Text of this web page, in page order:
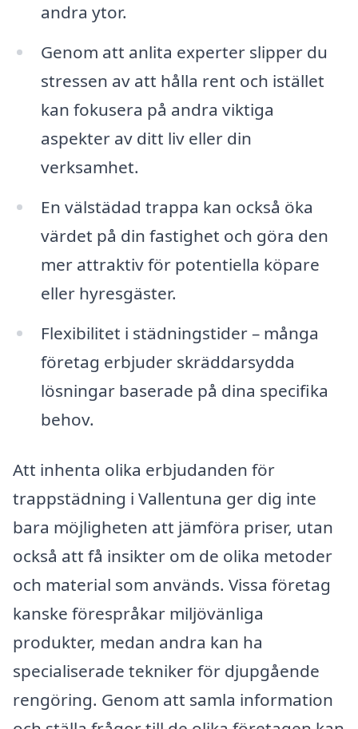
andra ytor.
Genom att anlita experter slipper du
stressen av att hålla rent och istället
kan fokusera på andra viktiga
aspekter av ditt liv eller din
verksamhet.
En välstädad trappa kan också öka
värdet på din fastighet och göra den
mer attraktiv för potentiella köpare
eller hyresgäster.
Flexibilitet i städningstider – många
företag erbjuder skräddarsydda
lösningar baserade på dina specifika
behov.
Att in​henta olika erbjudanden för
trappstädning i Vallentuna ger dig inte
bara möjligheten att jämföra priser, utan
också att få insikter om de olika metoder
och material som används. Vissa företag
kanske förespråkar miljövänliga
produkter, medan andra kan ha
specialiserade tekniker för djupgående
rengöring. Genom att samla information